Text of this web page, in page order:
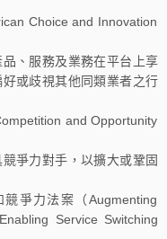
Choice and Innovation
、服務及業務在平台上享
或歧視其他同類業者之行
and Opportunity
爭力對手，以擴大或鞏固
爭力法案（Augmenting
Service Switching